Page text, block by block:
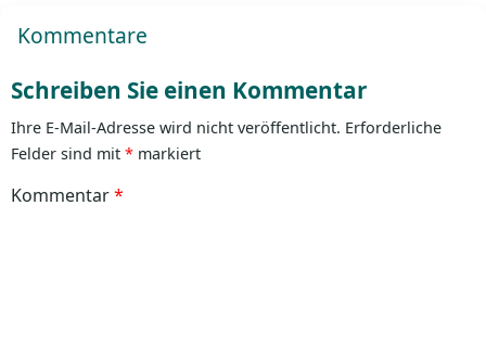
Kommentare
Schreiben Sie einen Kommentar
Ihre E-Mail-Adresse wird nicht veröffentlicht. Erforderliche
Felder sind mit * markiert
Kommentar*